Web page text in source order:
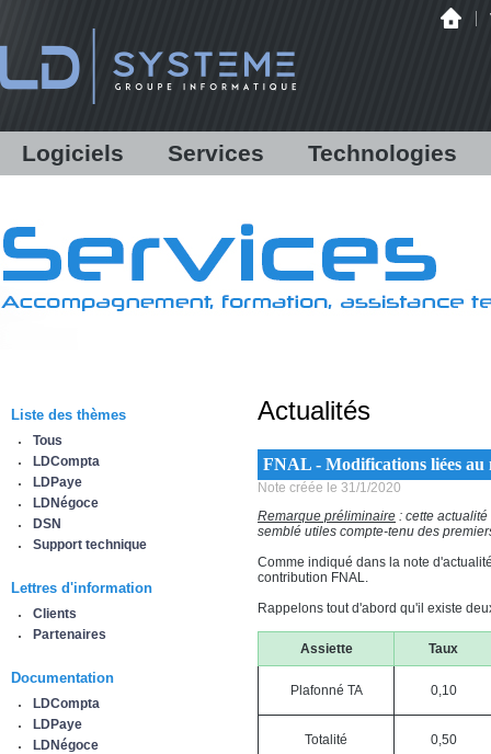
Logiciels
LDPaye
LDNégoce
Modules additionnels
Services
Formations
Support
Assistance en ligne /
Technologies
Infrastructure
Matériels
Hébergement
Sauvegarde déportée
Infogérance
Liste des thèmes
Tous
LDCompta
LDPaye
LDNégoce
DSN
Support technique
Lettres d'information
Clients
Partenaires
Documentation
LDCompta
LDPaye
LDNégoce
Actualités
FNAL - Modifications liées au
Note créée le 31/1/2020
Remarque préliminaire : cette
semblé utiles compte-tenu des
Comme indiqué dans la note
contribution FNAL.
Rappelons tout d'abord qu'il existe
Assiette Taux
Plafonné TA 0,10
Totalité 0,50